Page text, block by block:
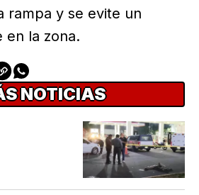
rampa y se evite un
en la zona.
NOTICIAS